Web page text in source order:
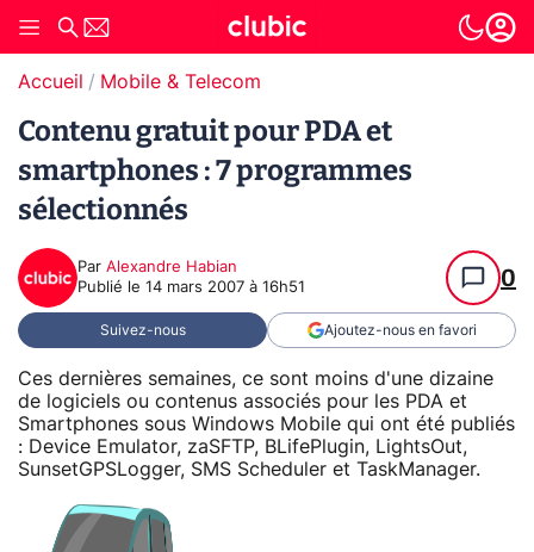
Accueil Mobile & Telecom
Contenu gratuit pour PDA et
smartphones : 7 programmes
sélectionnés
Par Alexandre Habian
Publié le 14 mars 2007 à 16h51 0
Suivez-nous Ajoutez-nous en favori
Ces dernières semaines, ce sont moins d'une dizaine
de logiciels ou contenus associés pour les PDA et
Smartphones sous Windows Mobile qui ont été publiés
: Device Emulator, zaSFTP, BLifePlugin, LightsOut,
SunsetGPSLogger, SMS Scheduler et TaskManager.